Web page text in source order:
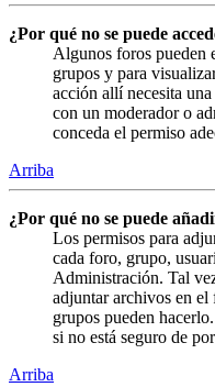
¿Por qué no se puede
Algunos foros pueden
grupos y para
acción allí necesita
con un moderador o
conceda el permiso
Arriba
¿Por qué no se puede
Los permisos para
cada foro, grupo,
Administración. Tal
adjuntar archivos en el
grupos pueden
si no está seguro de
Arriba